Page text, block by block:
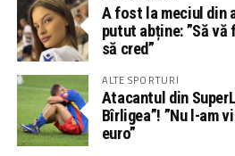
A fost la meciul din
putut abține: ”Să vă
să cred”
ALTE SPORTURI
Atacantul din
Bîrligea”! ”Nu l-am
euro”